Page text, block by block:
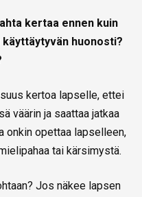
kertaa ennen kuin
huonosti?
kertoa lapselle, ettei
väärin ja saattaa jatkaa
onkin opettaa lapselleen,
tai kärsimystä.
Jos näkee lapsen